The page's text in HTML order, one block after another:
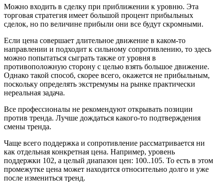
Можно входить в сделку при приближении к уровню. Эта
торговая стратегия имеет большой процент прибыльных
сделок, но по величине прибыли они все будут скромными.
Если цена совершает длительное движение в каком-то
направлении и подходит к сильному сопротивлению, то здесь
можно попытаться сыграть также от уровня в
противоположную сторону с целью взять большое движение.
Однако такой способ, скорее всего, окажется не прибыльным,
поскольку определять экстремумы на рынке практически
нереальная задача.
Все профессионалы не рекомендуют открывать позиции
против тренда. Лучше дождаться какого-то подтверждения
смены тренда.
Чаще всего поддержка и сопротивление рассматривается ни
как отдельная конкретная цена. Например, уровень
поддержки 102, а целый диапазон цен: 100..105. То есть в этом
промежутке цена может находится относительно долго и уже
после измениться тренд.